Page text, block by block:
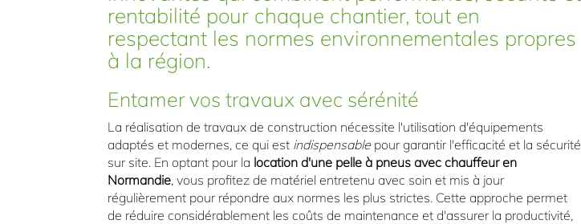
rentabilité pour chaque chantier, tout en
respectant les normes environnementales propres
à la région.
Entamer vos travaux avec sérénité
La réalisation de travaux de construction nécessite l'utilisation d'équipements
adaptés et modernes, ce qui est indispensablepour garantir l'efficacité et la sécurité
sur site. En optant pour la location d'une pelle à pneus avec chauffeur en
Normandie, vous profitez de matériel entretenu avec soin et mis à jour
régulièrement pour répondre aux normes les plus strictes. Cette approche permet
de réduire considérablement les coûts de maintenance et d'assurer la productivité,